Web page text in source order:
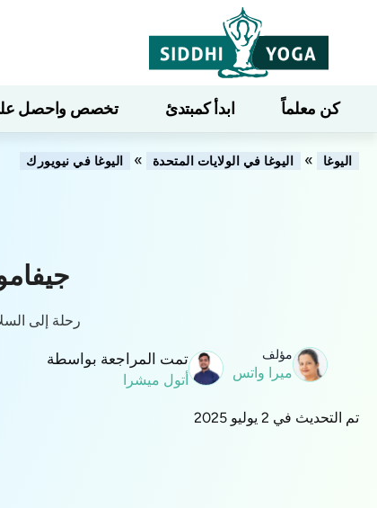
كن معلماً ابدأ كمبتدئ تخصص واحصل على
اليوغا » اليوغا في الولايات المتحدة » اليوغا في نيويورك
رحلة إلى
مؤلف
ميرا واتس
تمت المراجعة بواسطة
أتول ميشرا
تم التحديث في 2 يوليو 2025